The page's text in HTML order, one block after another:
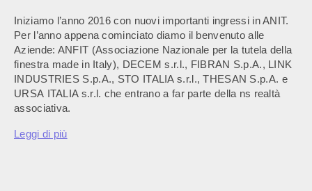
Iniziamo l’anno 2016 con nuovi importanti ingressi in ANIT.
Per l’anno appena cominciato diamo il benvenuto alle
Aziende: ANFIT (Associazione Nazionale per la tutela della
finestra made in Italy), DECEM s.r.l., FIBRAN S.p.A., LINK
INDUSTRIES S.p.A., STO ITALIA s.r.l., THESAN S.p.A. e
URSA ITALIA s.r.l. che entrano a far parte della ns realtà
associativa.
Leggi di più